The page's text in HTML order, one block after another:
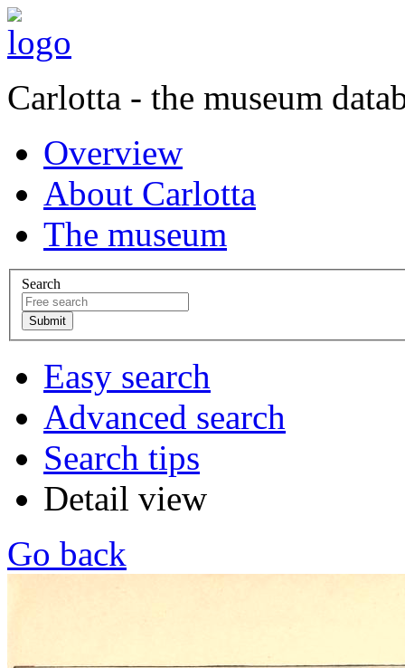
Carlotta - the museum
Overview
About Carlotta
The museum
Search
Easy search
Advanced search
Search tips
Detail view
Go back